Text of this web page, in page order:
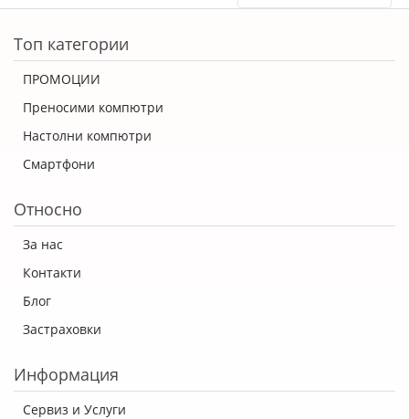
Топ категории
ПРОМОЦИИ
Преносими компютри
Настолни компютри
Смартфони
Относно
За нас
Контакти
Блог
Застраховки
Информация
Сервиз и Услуги